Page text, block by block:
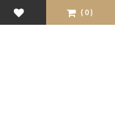
(0)